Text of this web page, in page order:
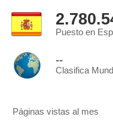
Puesto en
--
Clasifica
Páginas vistas al mes